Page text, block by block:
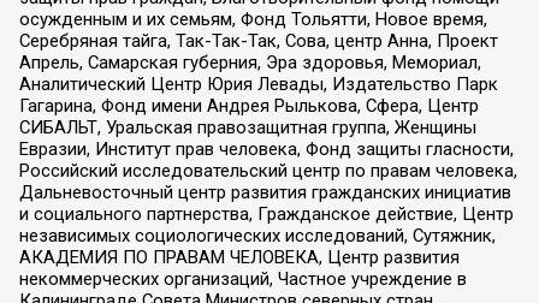
осужденным и их семьям, Фонд Тольятти, Новое время,
Серебряная тайга, Так-Так-Так, Сова, центр Анна, Проект
Апрель, Самарская губерния, Эра здоровья, Мемориал,
Аналитический Центр Юрия Левады, Издательство Парк
Гагарина, Фонд имени Андрея Рылькова, Сфера, Центр
СИБАЛЬТ, Уральская правозащитная группа, Женщины
Евразии, Институт прав человека, Фонд защиты гласности,
Российский исследовательский центр по правам человека,
Дальневосточный центр развития гражданских инициатив
и социального партнерства, Гражданское действие, Центр
независимых социологических исследований, Сутяжник,
АКАДЕМИЯ ПО ПРАВАМ ЧЕЛОВЕКА, Центр развития
некоммерческих организаций, Частное учреждение в